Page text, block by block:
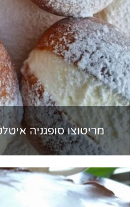
מריטוצו סופגניה